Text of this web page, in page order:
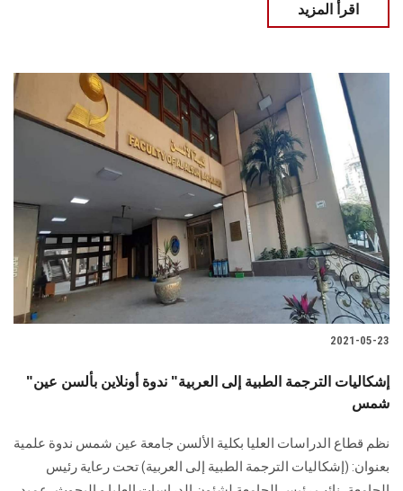
اقرأ المزيد
2021-05-23
"إشكاليات الترجمة الطبية إلى العربية" ندوة أونلاين بألسن عين
شمس
نظم قطاع الدراسات العليا بكلية الألسن جامعة عين شمس ندوة علمية
بعنوان: (إشكاليات الترجمة الطبية إلى العربية) تحت رعاية رئيس